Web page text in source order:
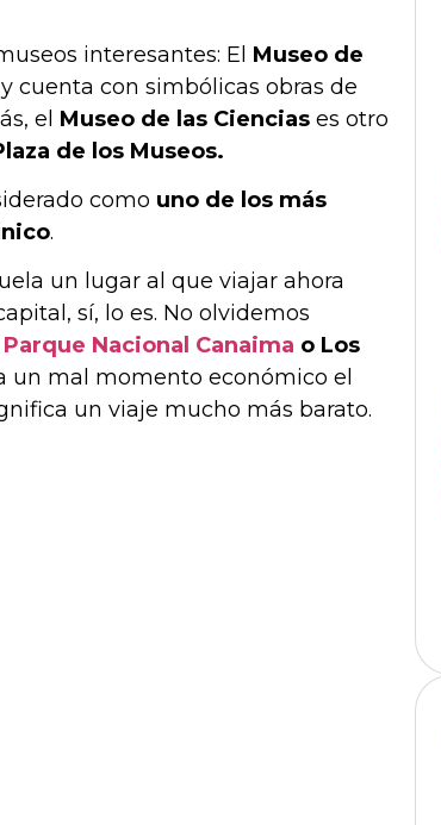
interesantes: El Museo de
cuenta con simbólicas obras de
el Museo de las Ciencias es otro
de los Museos.
como uno de los más
.
un lugar al que viajar ahora
sí, lo es. No olvidemos
Parque Nacional Canaima o Los
un mal momento económico el
un viaje mucho más barato.